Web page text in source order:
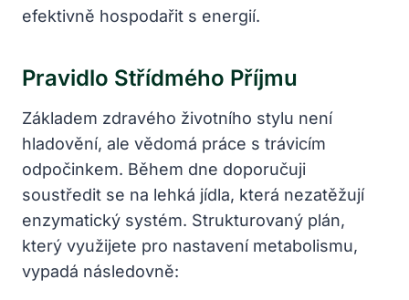
efektivně hospodařit s energií.
Pravidlo Střídmého Příjmu
Základem zdravého životního stylu není
hladovění, ale vědomá práce s trávicím
odpočinkem. Během dne doporučuji
soustředit se na lehká jídla, která nezatěžují
enzymatický systém. Strukturovaný plán,
který využijete pro nastavení metabolismu,
vypadá následovně: